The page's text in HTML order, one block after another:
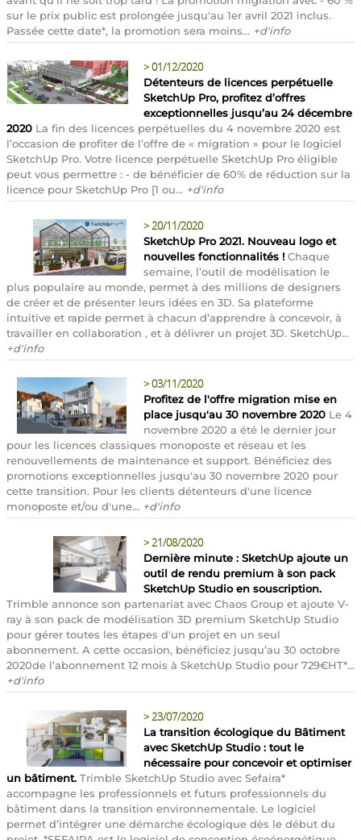
sur le prix public est prolongée jusqu'au 1er avril 2021 inclus.
Passée cette date*, la promotion sera moins... +d'info
>01/12/2020
Détenteurs de licences perpétuelle
SketchUp Pro, profitez d’offres
exceptionnelles jusqu’au 24 décembre
2020 La fin des licences perpétuelles du 4 novembre 2020 est
l’occasion de profiter de l’offre de « migration » pour le logiciel
SketchUp Pro. Votre licence perpétuelle SketchUp Pro éligible
peut vous permettre : - de bénéficier de 60% de réduction sur la
licence pour SketchUp Pro [1 ou... +d'info
>20/11/2020
SketchUp Pro 2021. Nouveau logo et
nouvelles fonctionnalités ! Chaque
semaine, l’outil de modélisation le
plus populaire au monde, permet à des millions de designers
de créer et de présenter leurs idées en 3D. Sa plateforme
intuitive et rapide permet à chacun d’apprendre à concevoir, à
travailler en collaboration , et à délivrer un projet 3D. SketchUp...
+d'info
>03/11/2020
Profitez de l'offre migration mise en
place jusqu'au 30 novembre 2020 Le 4
novembre 2020 a été le dernier jour
pour les licences classiques monoposte et réseau et les
renouvellements de maintenance et support. Bénéficiez des
promotions exceptionnelles jusqu'au 30 novembre 2020 pour
cette transition. Pour les clients détenteurs d'une licence
monoposte et/ou d'une... +d'info
>21/08/2020
Dernière minute : SketchUp ajoute un
outil de rendu premium à son pack
SketchUp Studio en souscription.
Trimble annonce son partenariat avec Chaos Group et ajoute V-
ray à son pack de modélisation 3D premium SketchUp Studio
pour gérer toutes les étapes d'un projet en un seul
abonnement. A cette occasion, bénéficiez jusqu’au 30 octobre
2020de l’abonnement 12 mois à SketchUp Studio pour 729€HT*...
+d'info
>23/07/2020
La transition écologique du Bâtiment
avec SketchUp Studio : tout le
nécessaire pour concevoir et optimiser
un bâtiment. Trimble SketchUp Studio avec Sefaira*
accompagne les professionnels et futurs professionnels du
bâtiment dans la transition environnementale. Le logiciel
permet d’intégrer une démarche écologique dès le début du